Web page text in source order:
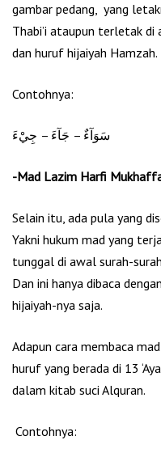
gambar pedang, yang
Thabi’i ataupun terletak di
dan huruf hijaiyah Hamzah.
Contohnya:
سَوَآءٌ – جَآءَ – جِيْءَ
-Mad Lazim Harfi
Selain itu, ada pula yang
Yakni hukum mad yang
tunggal di awal surah-
Dan ini hanya dibaca
hijaiyah-nya saja.
Adapun cara membaca
huruf yang berada di 13
dalam kitab suci Alquran.
Contohnya: